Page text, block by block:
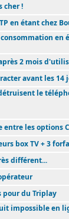
cher !
en étant chez
en
2 mois
avant les 14
le
entre les options
box TV + 3
différent...
pour du Triplay
impossible en